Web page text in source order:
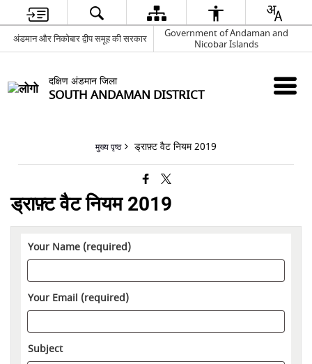
अंडमान और निकोबार द्वीप समूह की सरकार
Government of Andaman and
Nicobar Islands
दक्षिण अंडमान जिला
SOUTH ANDAMAN DISTRICT
मुख्य पृष्ठ ड्राफ़्ट वैट नियम 2019
ड्राफ़्ट वैट नियम 2019
Your Name (required)
Your Email (required)
Subject